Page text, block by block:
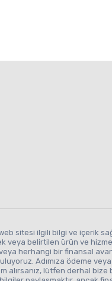
sitesi ilgili bilgi ve içerik
veya belirtilen ürün ve
herhangi bir finansal
Adımıza ödeme
alırsanız, lütfen derhal bize